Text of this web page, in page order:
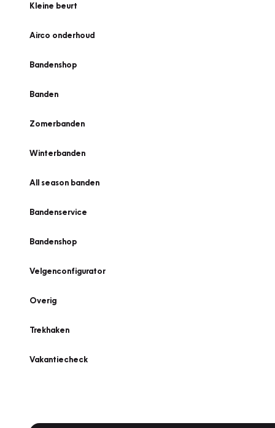
Kleine beurt
Airco onderhoud
Bandenshop
Banden
Zomerbanden
Winterbanden
All season banden
Bandenservice
Bandenshop
Velgenconfigurator
Overig
Trekhaken
Vakantiecheck